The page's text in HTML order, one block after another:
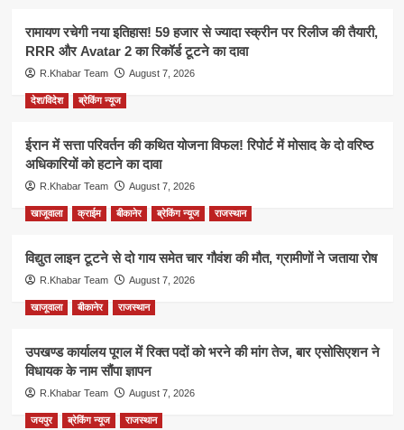
रामायण रचेगी नया इतिहास! 59 हजार से ज्यादा स्क्रीन पर रिलीज की तैयारी,
RRR और Avatar 2 का रिकॉर्ड टूटने का दावा
R.Khabar Team August 7, 2026
देश/विदेश ब्रेकिंग न्यूज
ईरान में सत्ता परिवर्तन की कथित योजना विफल! रिपोर्ट में मोसाद के दो वरिष्ठ
अधिकारियों को हटाने का दावा
R.Khabar Team August 7, 2026
खाजूवाला क्राईम बीकानेर ब्रेकिंग न्यूज राजस्थान
विद्युत लाइन टूटने से दो गाय समेत चार गौवंश की मौत, ग्रामीणों ने जताया रोष
R.Khabar Team August 7, 2026
खाजूवाला बीकानेर राजस्थान
उपखण्ड कार्यालय पूगल में रिक्त पदों को भरने की मांग तेज, बार एसोसिएशन ने
विधायक के नाम सौंपा ज्ञापन
R.Khabar Team August 7, 2026
जयपुर ब्रेकिंग न्यूज राजस्थान